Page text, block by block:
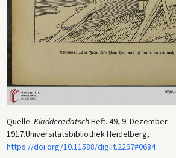
Quelle: KladderadatschHeft. 49, 9. Dezember
1917.Universitätsbibliothek Heidelberg,
https://doi.org/10.11588/diglit.2297#0684